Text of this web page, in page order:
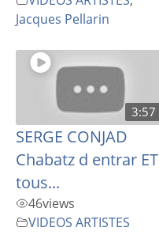
Jacques Pellarin
3:57
SERGE CONJAD
Chabatz d entrar ET
tous...
46views
VIDEOS ARTISTES